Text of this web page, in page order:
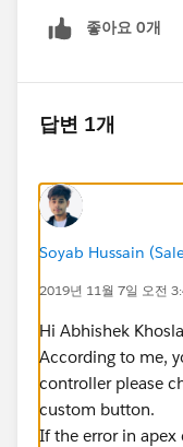
Id,Name FROM
Current__c= true];
isRegion__c = true];
FROM
AND
Map<String,Id>
좋아요 0개
답변 1개
Soyab Hussain
2019년 11월 7일 오전
Hi Abhishek
According to me,
controller please
custom button.
If the error in